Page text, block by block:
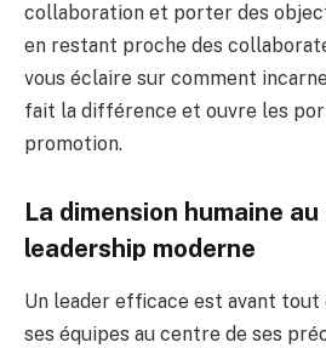
collaboration et porter des
en restant proche des
vous éclaire sur comment
fait la différence et ouvre les
promotion.
La dimension humaine
leadership moderne
Un leader efficace est avant tout
ses équipes au centre de ses